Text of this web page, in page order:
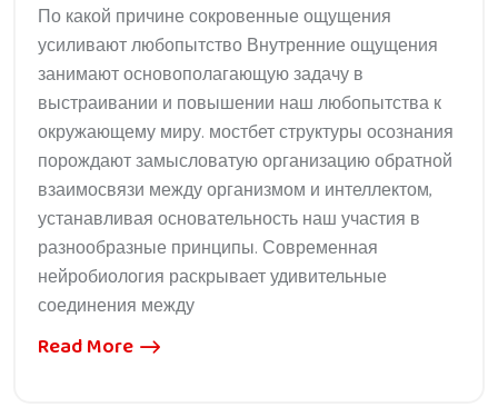
По какой причине сокровенные ощущения
усиливают любопытство Внутренние ощущения
занимают основополагающую задачу в
выстраивании и повышении наш любопытства к
окружающему миру. мостбет структуры осознания
порождают замысловатую организацию обратной
взаимосвязи между организмом и интеллектом,
устанавливая основательность наш участия в
разнообразные принципы. Современная
нейробиология раскрывает удивительные
соединения между
Read More